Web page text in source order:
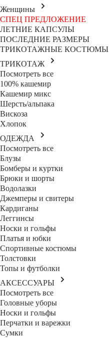
Женщины
СПЕЦ ПРЕДЛОЖЕНИЕ
ЛЕТНИЕ КАПСУЛЫ
ПОСЛЕДНИЕ РАЗМЕРЫ
ТРИКОТАЖНЫЕ КОСТЮМЫ
ТРИКОТАЖ
Посмотреть все
100% кашемир
Кашемир микс
Шерсть/альпака
Вискоза
Хлопок
ОДЕЖДА
Посмотреть все
Блузы
Бомберы и куртки
Брюки и шорты
Водолазки
Джемперы и свитеры
Кардиганы
Леггинсы
Носки и гольфы
Платья и юбки
Спортивные костюмы
Толстовки
Топы и футболки
АКСЕССУАРЫ
Посмотреть все
Головные уборы
Носки и гольфы
Перчатки и варежки
Сумки